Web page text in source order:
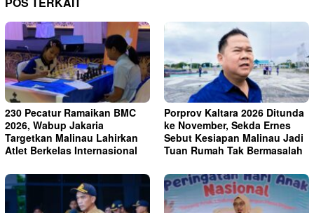
230 Pecatur Ramaikan BMC
2026, Wabup Jakaria
Targetkan Malinau Lahirkan
Atlet Berkelas Internasional
Porprov Kaltara 2026 Ditunda
ke November, Sekda Ernes
Sebut Kesiapan Malinau Jadi
Tuan Rumah Tak Bermasalah